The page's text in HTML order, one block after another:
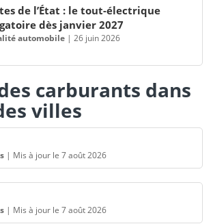
de l’État : le tout-électrique
dès janvier 2027
automobile | 26 juin 2026
carburants dans
villes
| Mis à jour le 7 août 2026
| Mis à jour le 7 août 2026